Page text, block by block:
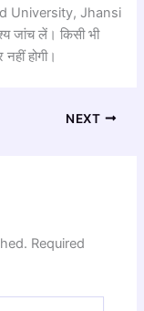
University, Jhansi
जांच लें। किसी भी
होगी।
NEXT
Required